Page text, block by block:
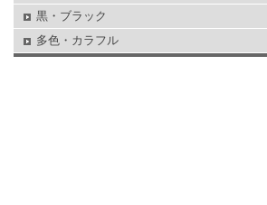
黒・ブラック
多色・カラフル